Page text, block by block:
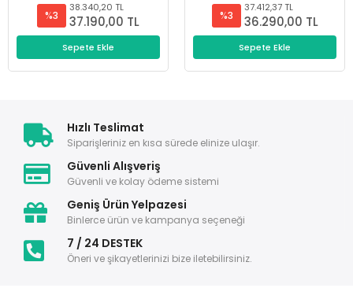
%3
38.340,20 TL
37.190,00 TL
Sepete Ekle
%3
37.412,37 TL
36.290,00 TL
Sepete Ekle
Hızlı Teslimat
Siparişleriniz en kısa sürede elinize ulaşır.
Güvenli Alışveriş
Güvenli ve kolay ödeme sistemi
Geniş Ürün Yelpazesi
Binlerce ürün ve kampanya seçeneği
7 / 24 DESTEK
Öneri ve şikayetlerinizi bize iletebilirsiniz.